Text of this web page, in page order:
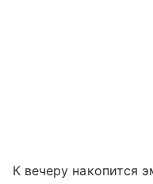
К вечеру накопится